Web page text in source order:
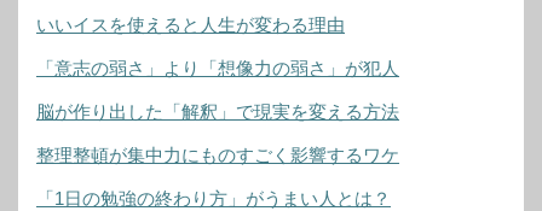
いいイスを使えると人生が変わる理由
「意志の弱さ」より「想像力の弱さ」が犯人
脳が作り出した「解釈」で現実を変える方法
整理整頓が集中力にものすごく影響するワケ
「1日の勉強の終わり方」がうまい人とは？